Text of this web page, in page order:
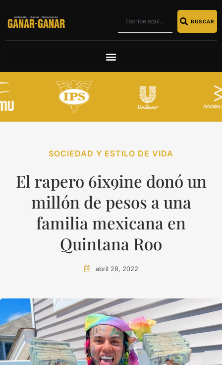
BUSCAR
SOCIEDAD Y ESTILO DE VIDA
El rapero 6ix9ine donó un
millón de pesos a una
familia mexicana en
Quintana Roo
abril 28, 2022